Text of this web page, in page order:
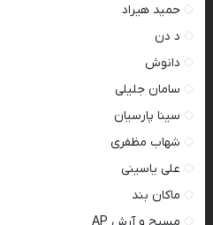
حمید هیراد
د دن
دانوش
سامان جلیلی
سینا پارسیان
شهاب مظفری
علی یاسینی
ماکان بند